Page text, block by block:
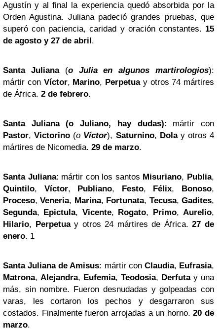
Agustín y al final la experiencia quedó absorbida por la
Orden Agustina. Juliana padeció grandes pruebas, que
superó con paciencia, caridad y oración constantes. 15
de agosto y 27 de abril.
Santa Juliana (o Julia en algunos martirologios):
mártir con Víctor, Marino, Perpetua y otros 74 mártires
de África. 2 de febrero.
Santa Juliana (o Juliano, hay dudas): mártir con
Pastor,Victorino (o Víctor), Saturnino, Dola y otros 4
mártires de Nicomedia. 29 de marzo.
Santa Juliana: mártir con los santos Misuriano, Publia,
Quintilo, Víctor, Publiano, Festo, Félix, Bonoso,
Proceso,Veneria, Marina, Fortunata, Tecusa,Gadites,
Segunda, Epictula, Vicente, Rogato, Primo,Aurelio,
Hilario, Perpetuay otros 24 mártires de África.27 de
enero. 1
Santa Juliana de Amisus: mártir con Claudia, Eufrasia,
Matrona, Alejandra, Eufemia, Teodosia, Derfuta y una
más, sin nombre. Fueron desnudadas y golpeadas con
varas, les cortaron los pechos y desgarraron sus
costados. Finalmente fueron arrojadas a un horno.20 de
marzo.